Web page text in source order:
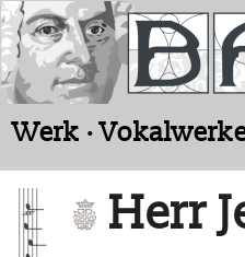
Werk ·
Herr